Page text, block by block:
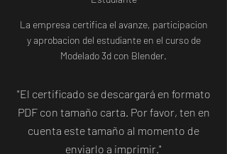
La empresa certifica el avanze, participacion
y aprobacion del estudiante en el curso de
Modelado 3d con Blender.
"El certificado se descargará en formato
PDF con tamaño carta. Por favor, ten en
cuenta este tamaño al momento de
enviarlo a imprimir."